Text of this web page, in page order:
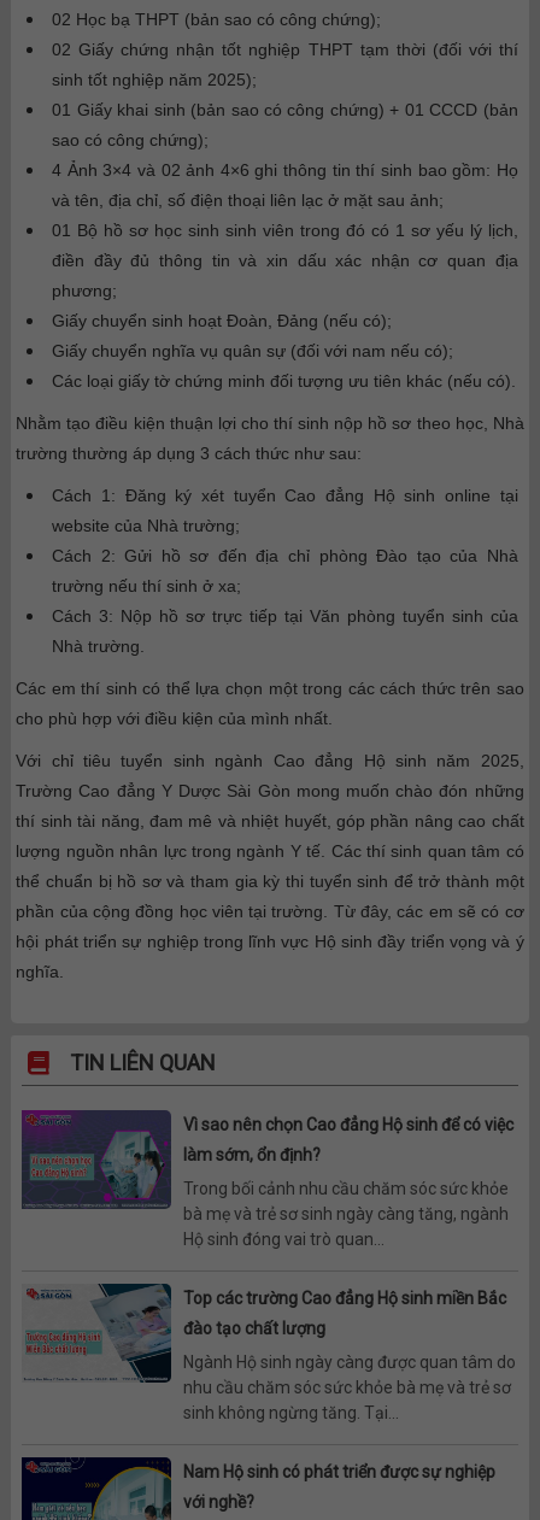
02 Học bạ THPT (bản sao có công chứng);
02 Giấy chứng nhận tốt nghiệp THPT tạm thời (đối với thí
sinh tốt nghiệp năm 2025);
01 Giấy khai sinh (bản sao có công chứng) + 01 CCCD (bản
sao có công chứng);
4 Ảnh 3×4 và 02 ảnh 4×6 ghi thông tin thí sinh bao gồm: Họ
và tên, địa chỉ, số điện thoại liên lạc ở mặt sau ảnh;
01 Bộ hồ sơ học sinh sinh viên trong đó có 1 sơ yếu lý lịch,
điền đầy đủ thông tin và xin dấu xác nhận cơ quan địa
phương;
Giấy chuyển sinh hoạt Đoàn, Đảng (nếu có);
Giấy chuyển nghĩa vụ quân sự (đối với nam nếu có);
Các loại giấy tờ chứng minh đối tượng ưu tiên khác (nếu có).
Nhằm tạo điều kiện thuận lợi cho thí sinh nộp hồ sơ theo học, Nhà
trường thường áp dụng 3 cách thức như sau:
Cách 1: Đăng ký xét tuyển Cao đẳng Hộ sinh online tại
website của Nhà trường;
Cách 2: Gửi hồ sơ đến địa chỉ phòng Đào tạo của Nhà
trường nếu thí sinh ở xa;
Cách 3: Nộp hồ sơ trực tiếp tại Văn phòng tuyển sinh của
Nhà trường.
Các em thí sinh có thể lựa chọn một trong các cách thức trên sao
cho phù hợp với điều kiện của mình nhất.
Với chỉ tiêu tuyển sinh ngành Cao đẳng Hộ sinh năm 2025,
Trường Cao đẳng Y Dược Sài Gòn mong muốn chào đón những
thí sinh tài năng, đam mê và nhiệt huyết, góp phần nâng cao chất
lượng nguồn nhân lực trong ngành Y tế. Các thí sinh quan tâm có
thể chuẩn bị hồ sơ và tham gia kỳ thi tuyển sinh để trở thành một
phần của cộng đồng học viên tại trường. Từ đây, các em sẽ có cơ
hội phát triển sự nghiệp trong lĩnh vực Hộ sinh đầy triển vọng và ý
nghĩa.
TIN LIÊN QUAN
Vì sao nên chọn Cao đẳng Hộ sinh để có việc
làm sớm, ổn định?
Trong bối cảnh nhu cầu chăm sóc sức khỏe
bà mẹ và trẻ sơ sinh ngày càng tăng, ngành
Hộ sinh đóng vai trò quan...
Top các trường Cao đẳng Hộ sinh miền Bắc
đào tạo chất lượng
Ngành Hộ sinh ngày càng được quan tâm do
nhu cầu chăm sóc sức khỏe bà mẹ và trẻ sơ
sinh không ngừng tăng. Tại...
Nam Hộ sinh có phát triển được sự nghiệp
với nghề?